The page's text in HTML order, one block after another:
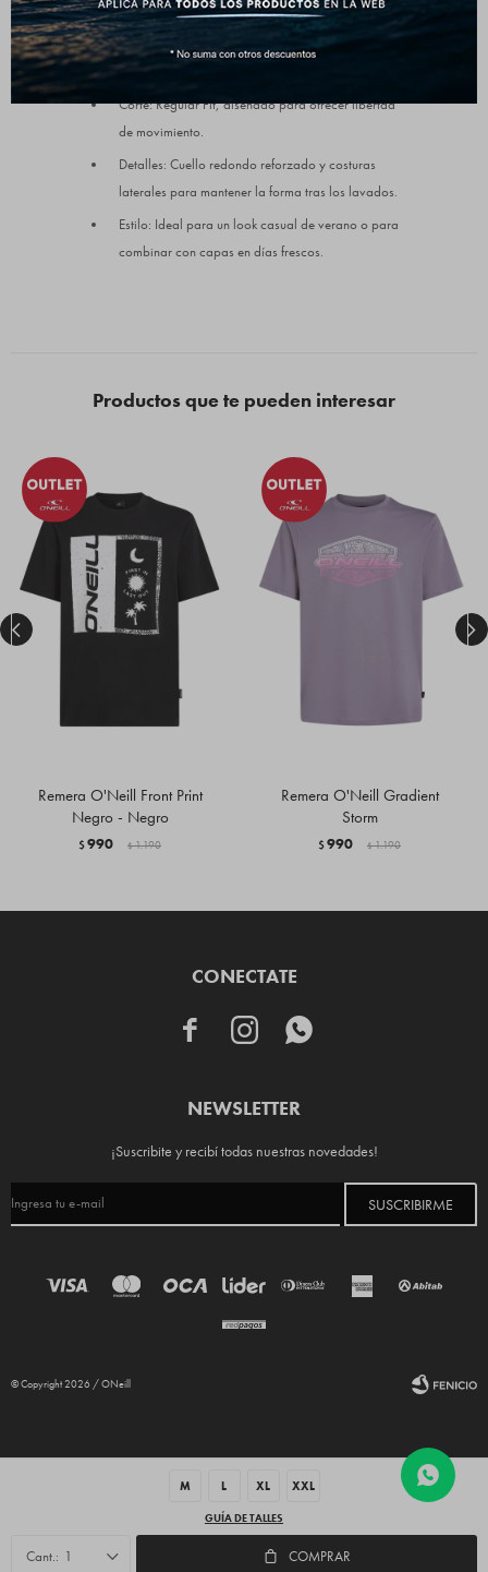
M L XL XXL
GUÍA DE TALLES
1 COMPRAR
de alta durabilidad.
Material: 100% Algodón de alta calidad, suave al
tacto y fresco para climas cálidos.
Corte: Regular Fit, diseñado para ofrecer libertad
de movimiento.
Detalles: Cuello redondo reforzado y costuras
laterales para mantener la forma tras los lavados.
Estilo: Ideal para un look casual de verano o para
combinar con capas en días frescos.
Productos que te pueden interesar
Remera O'Neill Front Print
Negro - Negro
$990 $ 1.190
Remera O'Neill Gradient
Storm
$990 $ 1.190
 
CONECTATE
  
NEWSLETTER
¡Suscribite y recibí todas nuestras novedades!
SUSCRIBIRME
© Copyright 2026 / ONeill